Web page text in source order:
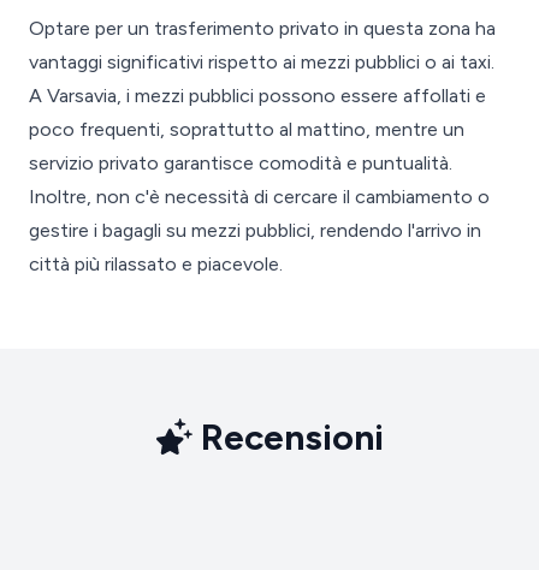
Optare per un trasferimento privato in questa zona ha
vantaggi significativi rispetto ai mezzi pubblici o ai taxi.
A Varsavia, i mezzi pubblici possono essere affollati e
poco frequenti, soprattutto al mattino, mentre un
servizio privato garantisce comodità e puntualità.
Inoltre, non c'è necessità di cercare il cambiamento o
gestire i bagagli su mezzi pubblici, rendendo l'arrivo in
città più rilassato e piacevole.
Recensioni